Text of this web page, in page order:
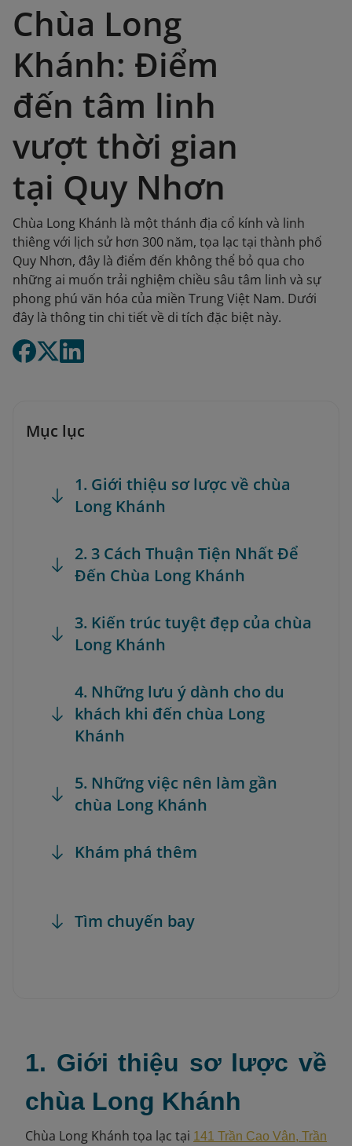
Chùa Long
Khánh: Điểm
đến tâm linh
vượt thời gian
tại Quy Nhơn
Chùa Long Khánh là một thánh địa cổ kính và linh
thiêng với lịch sử hơn 300 năm, tọa lạc tại thành phố
Quy Nhơn, đây là điểm đến không thể bỏ qua cho
những ai muốn trải nghiệm chiều sâu tâm linh và sự
phong phú văn hóa của miền Trung Việt Nam. Dưới
đây là thông tin chi tiết về di tích đặc biệt này.
Mục lục
1. Giới thiệu sơ lược về chùa
Long Khánh
2. 3 Cách Thuận Tiện Nhất Để
Đến Chùa Long Khánh
3. Kiến trúc tuyệt đẹp của chùa
Long Khánh
4. Những lưu ý dành cho du
khách khi đến chùa Long
Khánh
5. Những việc nên làm gần
chùa Long Khánh
Khám phá thêm
Tìm chuyến bay
1. Giới thiệu sơ lược về
chùa Long Khánh
Chùa Long Khánh tọa lạc tại 141 Trần Cao Vân, Trần